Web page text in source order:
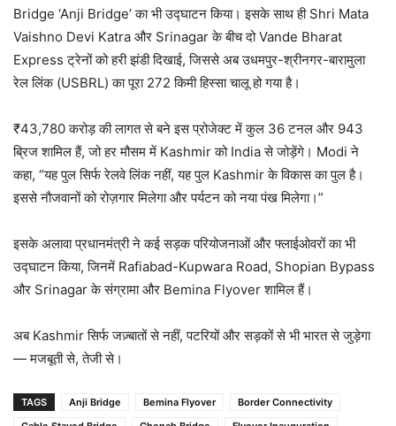
Bridge ‘Anji Bridge’ का भी उद्घाटन किया। इसके साथ ही Shri Mata
Vaishno Devi Katra और Srinagar के बीच दो Vande Bharat
Express ट्रेनों को हरी झंडी दिखाई, जिससे अब उधमपुर-श्रीनगर-बारामुला
रेल लिंक (USBRL) का पूरा 272 किमी हिस्सा चालू हो गया है।
₹43,780 करोड़ की लागत से बने इस प्रोजेक्ट में कुल 36 टनल और 943
ब्रिज शामिल हैं, जो हर मौसम में Kashmir को India से जोड़ेंगे। Modi ने
कहा, “यह पुल सिर्फ रेलवे लिंक नहीं, यह पुल Kashmir के विकास का पुल है।
इससे नौजवानों को रोज़गार मिलेगा और पर्यटन को नया पंख मिलेगा।”
इसके अलावा प्रधानमंत्री ने कई सड़क परियोजनाओं और फ्लाईओवरों का भी
उद्घाटन किया, जिनमें Rafiabad-Kupwara Road, Shopian Bypass
और Srinagar के संग्रामा और Bemina Flyover शामिल हैं।
अब Kashmir सिर्फ जज़्बातों से नहीं, पटरियों और सड़कों से भी भारत से जुड़ेगा
— मजबूती से, तेजी से।
TAGS Anji Bridge Bemina Flyover
Border Connectivity